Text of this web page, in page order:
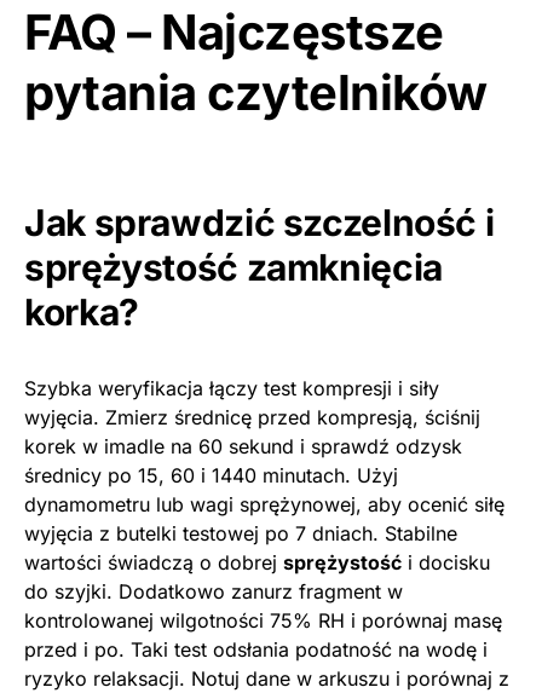
FAQ – Najczęstsze
pytania czytelników
Jak sprawdzić szczelność i
sprężystość zamknięcia
korka?
Szybka weryfikacja łączy test kompresji i siły
wyjęcia. Zmierz średnicę przed kompresją, ściśnij
korek w imadle na 60 sekund i sprawdź odzysk
średnicy po 15, 60 i 1440 minutach. Użyj
dynamometru lub wagi sprężynowej, aby ocenić siłę
wyjęcia z butelki testowej po 7 dniach. Stabilne
wartości świadczą o dobrej sprężystość i docisku
do szyjki. Dodatkowo zanurz fragment w
kontrolowanej wilgotności 75% RH i porównaj masę
przed i po. Taki test odsłania podatność na wodę i
ryzyko relaksacji. Notuj dane w arkuszu i porównaj z